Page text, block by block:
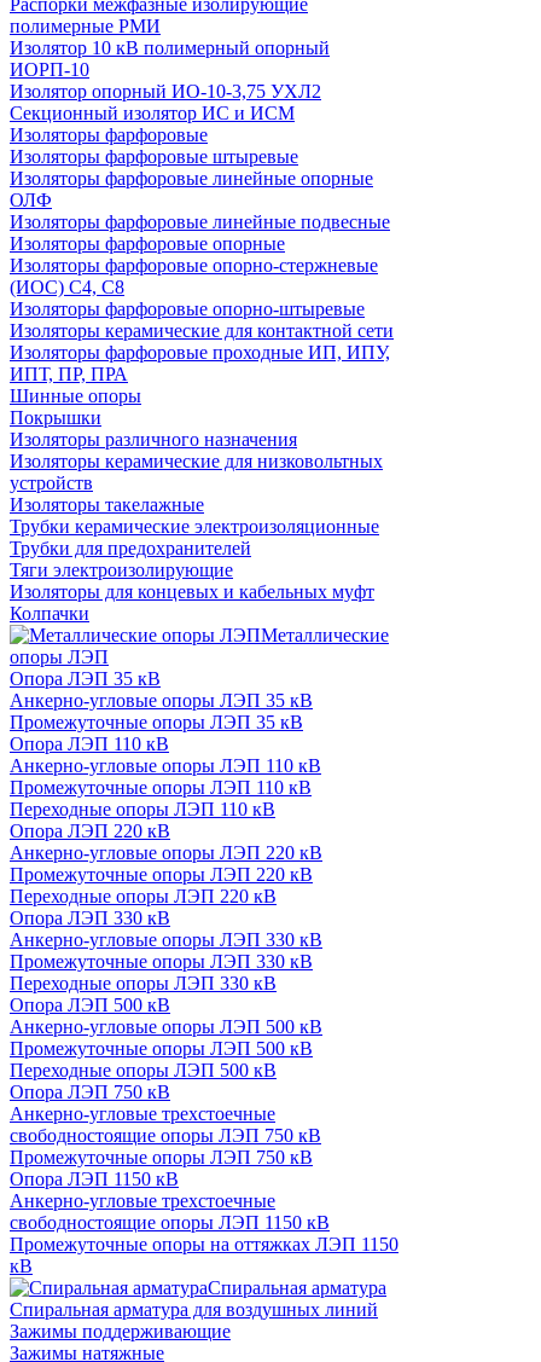
Распорки межфазные изолирующие
полимерные РМИ
Изолятор 10 кВ полимерный опорный
ИОРП-10
Изолятор опорный ИО-10-3,75 УХЛ2
Секционный изолятор ИС и ИСМ
Изоляторы фарфоровые
Изоляторы фарфоровые штыревые
Изоляторы фарфоровые линейные опорные
ОЛФ
Изоляторы фарфоровые линейные подвесные
Изоляторы фарфоровые опорные
Изоляторы фарфоровые опорно-стержневые
(ИОС) С4, С8
Изоляторы фарфоровые опорно-штыревые
Изоляторы керамические для контактной сети
Изоляторы фарфоровые проходные ИП, ИПУ,
ИПТ, ПР, ПРА
Шинные опоры
Покрышки
Изоляторы различного назначения
Изоляторы керамические для низковольтных
устройств
Изоляторы такелажные
Трубки керамические электроизоляционные
Трубки для предохранителей
Тяги электроизолирующие
Изоляторы для концевых и кабельных муфт
Колпачки
Металлические
опоры ЛЭП
Опора ЛЭП 35 кВ
Анкерно-угловые опоры ЛЭП 35 кВ
Промежуточные опоры ЛЭП 35 кВ
Опора ЛЭП 110 кВ
Анкерно-угловые опоры ЛЭП 110 кВ
Промежуточные опоры ЛЭП 110 кВ
Переходные опоры ЛЭП 110 кВ
Опора ЛЭП 220 кВ
Анкерно-угловые опоры ЛЭП 220 кВ
Промежуточные опоры ЛЭП 220 кВ
Переходные опоры ЛЭП 220 кВ
Опора ЛЭП 330 кВ
Анкерно-угловые опоры ЛЭП 330 кВ
Промежуточные опоры ЛЭП 330 кВ
Переходные опоры ЛЭП 330 кВ
Опора ЛЭП 500 кВ
Анкерно-угловые опоры ЛЭП 500 кВ
Промежуточные опоры ЛЭП 500 кВ
Переходные опоры ЛЭП 500 кВ
Опора ЛЭП 750 кВ
Анкерно-угловые трехстоечные
свободностоящие опоры ЛЭП 750 кВ
Промежуточные опоры ЛЭП 750 кВ
Опора ЛЭП 1150 кВ
Анкерно-угловые трехстоечные
свободностоящие опоры ЛЭП 1150 кВ
Промежуточные опоры на оттяжках ЛЭП 1150
кВ
Спиральная арматура
Спиральная арматура для воздушных линий
Зажимы поддерживающие
Зажимы натяжные